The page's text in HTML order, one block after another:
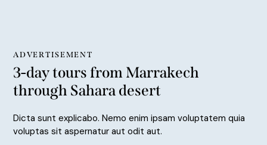
ADVERTISEMENT
3-day tours from Marrakech
through Sahara desert
Dicta sunt explicabo. Nemo enim ipsam voluptatem quia
voluptas sit aspernatur aut odit aut.